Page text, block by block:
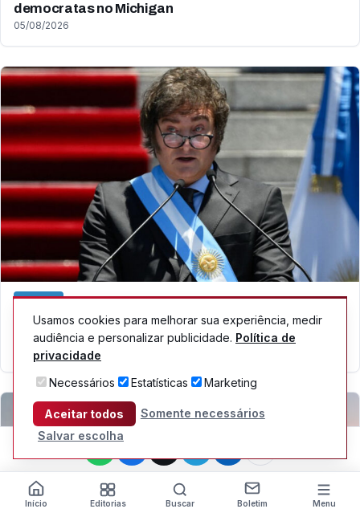
democratas no Michigan
05/08/2026
MUNDO
Relações com Argentina continuarão prejudicadas
enquanto ataques de Milei persistirem
05/08/2026
Início Editorias Buscar Boletim Menu
Usamos cookies para melhorar sua experiência, medir
audiência e personalizar publicidade. Política de
privacidade
Necessários
Estatísticas Marketing
Aceitar todos
Somente necessários
Salvar escolha